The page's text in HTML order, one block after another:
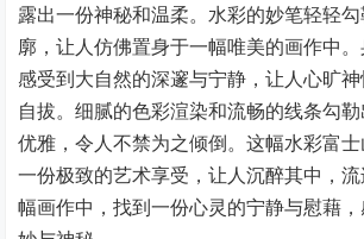
露出一份神秘和温柔。水彩的妙笔轻轻
廓，让人仿佛置身于一幅唯美的画作中
感受到大自然的深邃与宁静，让人心旷
自拔。细腻的色彩渲染和流畅的线条勾
优雅，令人不禁为之倾倒。这幅水彩富
一份极致的艺术享受，让人沉醉其中，
幅画作中，找到一份心灵的宁静与慰藉